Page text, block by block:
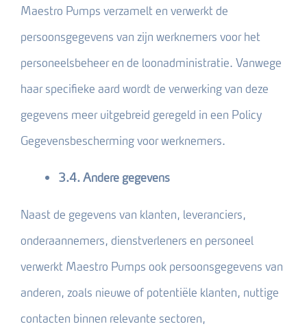
Maestro Pumps verzamelt en verwerkt de
persoonsgegevens van zijn werknemers voor het
personeelsbeheer en de loonadministratie. Vanwege
haar specifieke aard wordt de verwerking van deze
gegevens meer uitgebreid geregeld in een Policy
Gegevensbescherming voor werknemers.
3.4. Andere gegevens
Naast de gegevens van klanten, leveranciers,
onderaannemers, dienstverleners en personeel
verwerkt Maestro Pumps ook persoonsgegevens van
anderen, zoals nieuwe of potentiële klanten, nuttige
contacten binnen relevante sectoren,